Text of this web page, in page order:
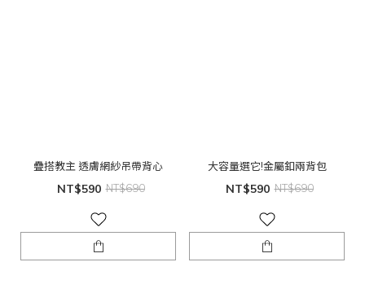
疊搭教主 透膚網紗吊帶背心
NT$590 NT$690
大容量選它!金屬釦兩背包
NT$590 NT$690